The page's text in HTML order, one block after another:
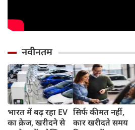
नवीनतम
भारत में बढ़ रहा EV
का क्रेज, खरीदने से
सिर्फ कीमत नहीं,
कार खरीदते समय